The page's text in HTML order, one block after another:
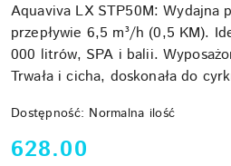
Aquaviva LX STP50M: Wydajna
przepływie 6,5 m³/h (0,5 KM).
000 litrów, SPA i balii.
Trwała i cicha, doskonała do
Dostępność: Normalna ilość
cena:
628.00